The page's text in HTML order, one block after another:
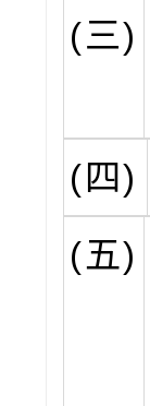
(三)
(四)
(五)